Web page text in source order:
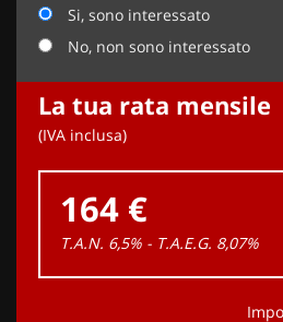
Si, sono interessato
No, non sono interessato
La tua rata mensile
(IVA inclusa)
164 €
T.A.N. 6,5% - T.A.E.G. 8,07%